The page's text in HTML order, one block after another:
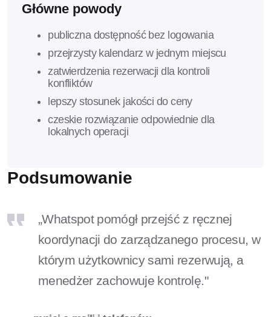
Główne powody
publiczna dostępność bez logowania
przejrzysty kalendarz w jednym miejscu
zatwierdzenia rezerwacji dla kontroli
konfliktów
lepszy stosunek jakości do ceny
czeskie rozwiązanie odpowiednie dla
lokalnych operacji
Podsumowanie
„Whatspot pomógł przejść z ręcznej
koordynacji do zarządzanego procesu, w
którym użytkownicy sami rezerwują, a
menedżer zachowuje kontrolę."